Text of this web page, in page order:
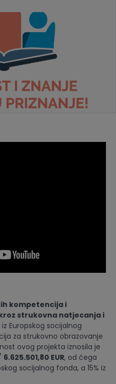
kompetencija i
strukovna natjecanja i
Europskog socijalnog
za strukovno obrazovanje
ovog projekta iznosila je
6.625.501,80 EUR, od čega
socijalnog fonda, a 15% iz